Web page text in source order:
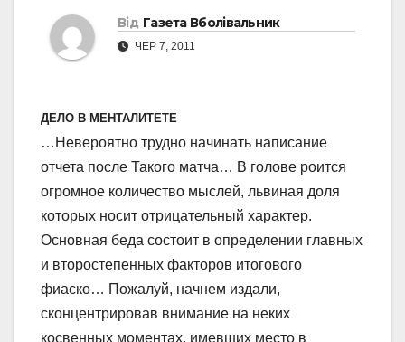
Від Газета Вболівальник
ЧЕР 7, 2011
ДЕЛО В МЕНТАЛИТЕТЕ
…Невероятно трудно начинать написание
отчета после Такого матча… В голове роится
огромное количество мыслей, львиная доля
которых носит отрицательный характер.
Основная беда состоит в определении главных
и второстепенных факторов итогового
фиаско… Пожалуй, начнем издали,
сконцентрировав внимание на неких
косвенных моментах, имевших место в